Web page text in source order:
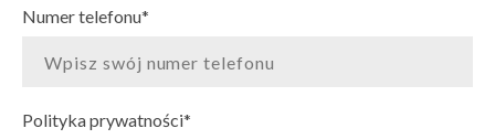
Numer telefonu*
Polityka prywatności*